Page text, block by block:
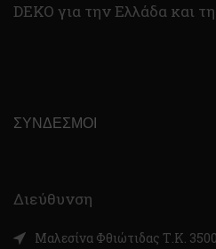
DEKO για την Ελλάδα και
ΣΎΝΔΕΣΜΟΙ
Διεύθυνση
Μαλεσίνα Φθιώτιδας Τ.Κ.